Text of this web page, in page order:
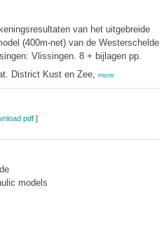
van het uitgebreide
(400m-net) van de Westerschelde.
Vlissingen. 8 + bijlagen pp.
District Kust en Zee, more
pdf]
models